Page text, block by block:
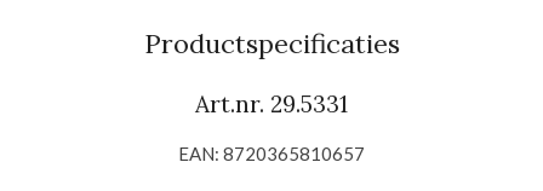
n
Productspecificaties
Art.nr. 29.5331
EAN: 8720365810657